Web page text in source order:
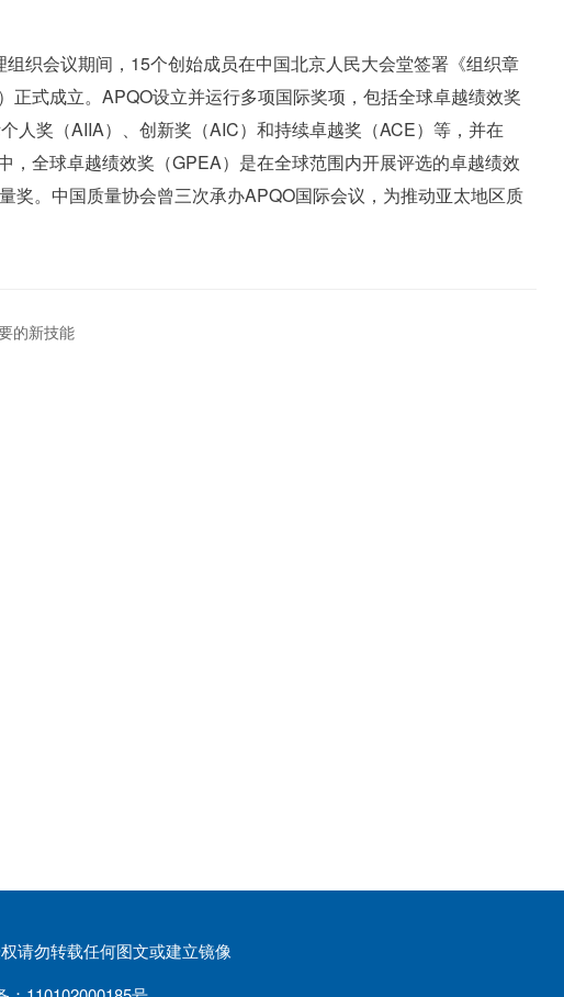
织会议期间，15个创始成员在中国北京人民大会堂签署《组织章
正式成立。APQO设立并运行多项国际奖项，包括全球卓越绩效奖
人奖（AIIA）、创新奖（AIC）和持续卓越奖（ACE）等，并在
，全球卓越绩效奖（GPEA）是在全球范围内开展评选的卓越绩效
奖。中国质量协会曾三次承办APQO国际会议，为推动亚太地区质
的新技能
请勿转载任何图文或建立镜像